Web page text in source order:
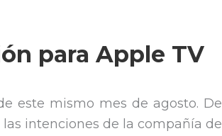
para Apple TV
este mismo mes de agosto. De
intenciones de la compañía de